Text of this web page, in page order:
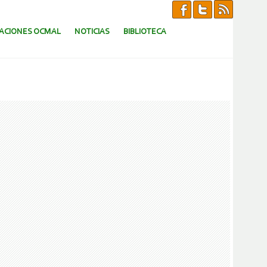
OCMAL NOTICIAS BIBLIOTECA